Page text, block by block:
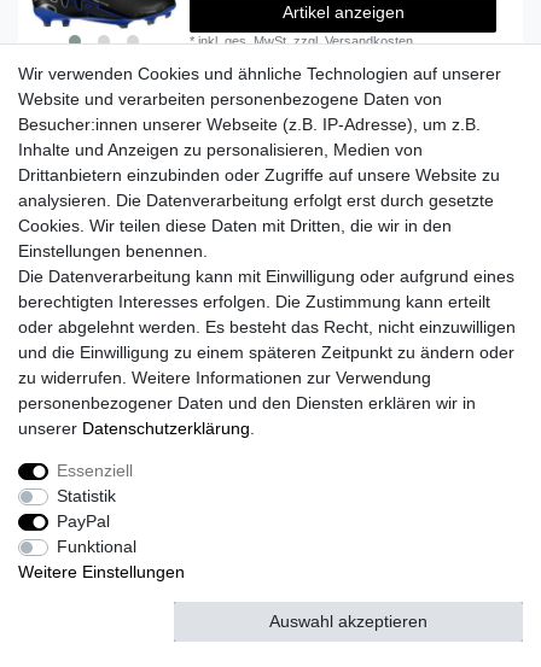
Artikel anzeigen
*inkl. ges. MwSt.zzgl.Versandkosten
Lieferzeit etwa 1 bis 3 Werktage
Versand mit DHL
14 Tage Rückgaberecht
Kontaktieren Sie uns!
Widerrufs­recht Widerrufs­formular Impressum
Daten­schutz­erklärung
© Copyright 2026 | Alle Rechte vorbehalten.
Wir verwenden Cookies und ähnliche Technologien auf unserer
Website und verarbeiten personenbezogene Daten von
Besucher:innen unserer Webseite (z.B. IP-Adresse), um z.B.
Inhalte und Anzeigen zu personalisieren, Medien von
Drittanbietern einzubinden oder Zugriffe auf unsere Website zu
analysieren. Die Datenverarbeitung erfolgt erst durch gesetzte
Cookies. Wir teilen diese Daten mit Dritten, die wir in den
Einstellungen benennen.
Die Datenverarbeitung kann mit Einwilligung oder aufgrund eines
berechtigten Interesses erfolgen. Die Zustimmung kann erteilt
oder abgelehnt werden. Es besteht das Recht, nicht einzuwilligen
und die Einwilligung zu einem späteren Zeitpunkt zu ändern oder
zu widerrufen. Weitere Informationen zur Verwendung
personenbezogener Daten und den Diensten erklären wir in
unserer Daten­schutz­erklärung
Essenziell
Statistik
PayPal
Funktional
Weitere Einstellungen
Alle akzeptieren
Auswahl akzeptieren